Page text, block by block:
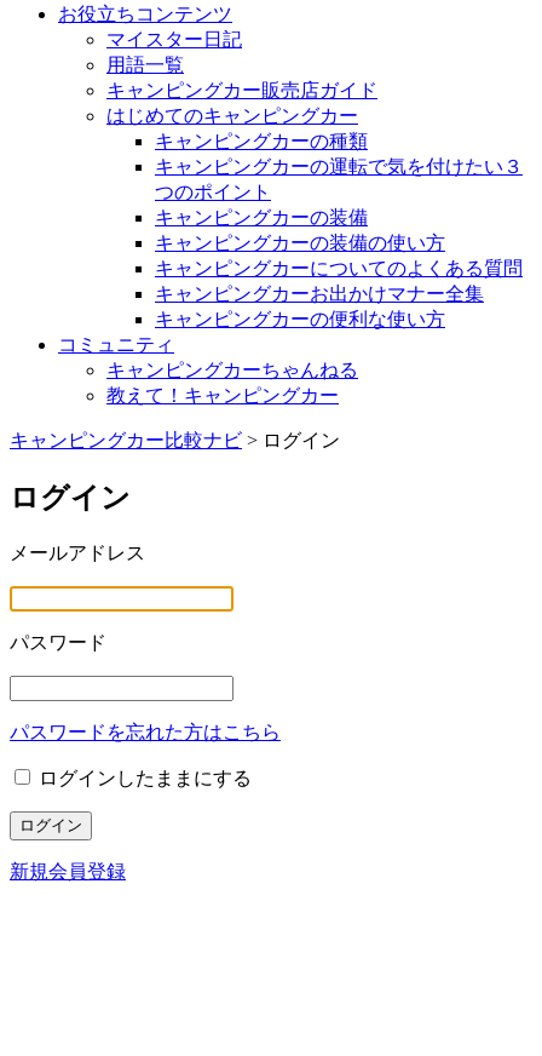
お役立ちコンテンツ
マイスター日記
用語一覧
キャンピングカー販売店ガイド
はじめてのキャンピングカー
キャンピングカーの種類
キャンピングカーの運転で気を付けたい３
つのポイント
キャンピングカーの装備
キャンピングカーの装備の使い方
キャンピングカーについてのよくある質問
キャンピングカーお出かけマナー全集
キャンピングカーの便利な使い方
コミュニティ
キャンピングカーちゃんねる
教えて！キャンピングカー
キャンピングカー比較ナビ > ログイン
ログイン
メールアドレス
パスワード
パスワードを忘れた方はこちら
ログインしたままにする
新規会員登録